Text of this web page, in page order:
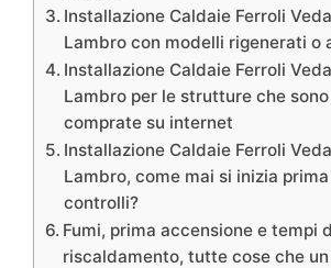
Installazione Caldaie Ferroli
Lambro con modelli rigenerati o
Installazione Caldaie Ferroli
Lambro per le strutture che
comprate su internet
Installazione Caldaie Ferroli
Lambro, come mai si inizia
controlli?
Fumi, prima accensione e tempi
riscaldamento, tutte cose che